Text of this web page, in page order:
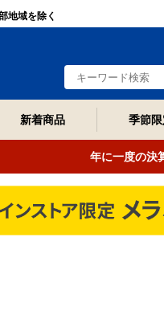
地域を除く
新着商品 季節限
年に一度の決